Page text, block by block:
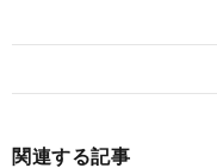
関連する記事